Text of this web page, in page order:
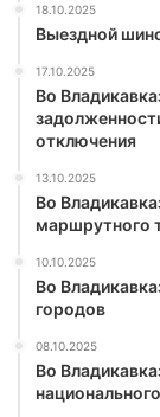
18.10.2025
Выездной
17.10.2025
Во
отключения
13.10.2025
Во
маршрутного
10.10.2025
Во
городов
08.10.2025
Во